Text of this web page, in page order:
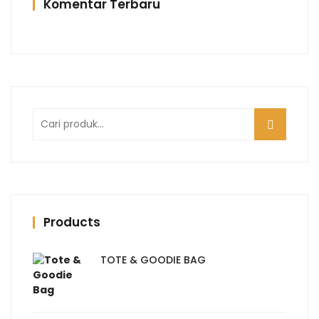
Komentar Terbaru
Pencarian
untuk:
Products
TOTE & GOODIE BAG